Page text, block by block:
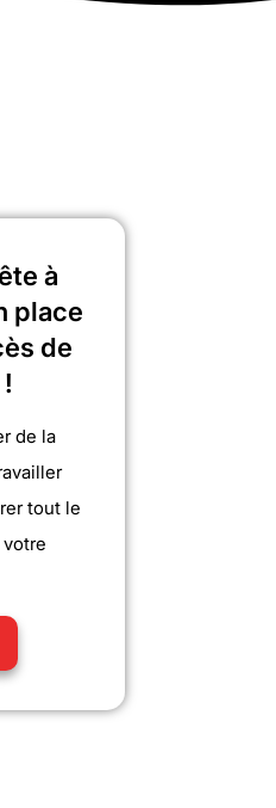
à
place
de
de la
tout le